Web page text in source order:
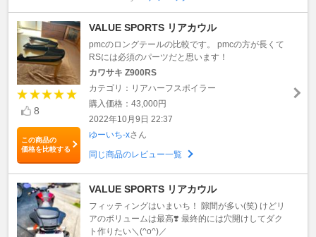
8
この商品の
価格を比較する
VALUE SPORTS リアカウル
pmcのロングテールの比較です。 pmcの方が長くて
RSには必須のパーツだと思います！
カワサキ Z900RS
カテゴリ：リアハーフスポイラー
購入価格：43,000円
2022年10月9日 22:37
ゆーいち-xさん
同じ商品のレビュー一覧
VALUE SPORTS リアカウル
フィッティングはいまいち！ 隙間が多い(笑) けどリ
アのボリュームは最高❣️ 最終的には穴開けしてダク
ト作りたい＼(^o^)／